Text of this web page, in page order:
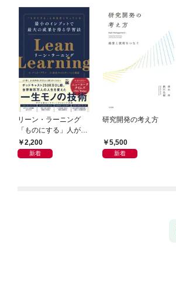
リーン・ラーニング
「ものにする」人が自
然とやっている 最小の
インプットで最大の成
2,200
新着
研究開発の考え方
5,500
新着